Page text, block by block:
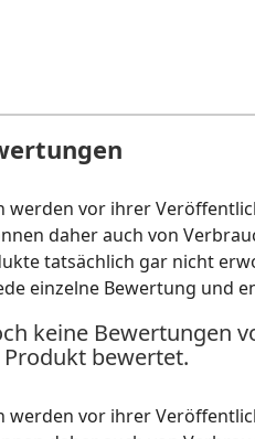
werden vor ihrer
daher auch von
tatsächlich gar nicht
einzelne Bewertung und
keine Bewertungen
Produkt bewertet.
werden vor ihrer